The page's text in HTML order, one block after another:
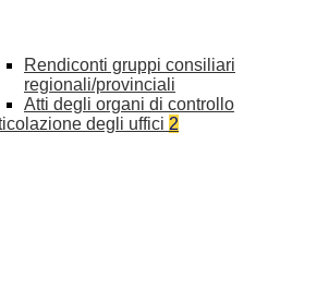
Rendiconti gruppi consiliari
regionali/provinciali
Atti degli organi di controllo
degli uffici 2